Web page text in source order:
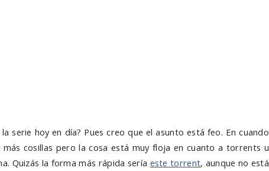
serie hoy en día? Pues creo que el asunto está feo. En cuando
más cosillas pero la cosa está muy floja en cuanto a torrents u
Quizás la forma más rápida sería este torrent, aunque no está